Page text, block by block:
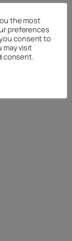
the most
preferences
you consent to
may visit
consent.